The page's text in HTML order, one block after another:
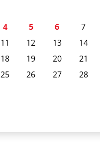
4 5 6 7
11 12 13 14
18 19 20 21
25 26 27 28